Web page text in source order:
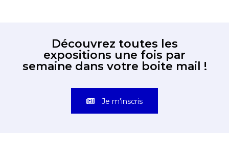
Découvrez toutes les
expositions une fois par
semaine dans votre boite mail !
Je m'inscris